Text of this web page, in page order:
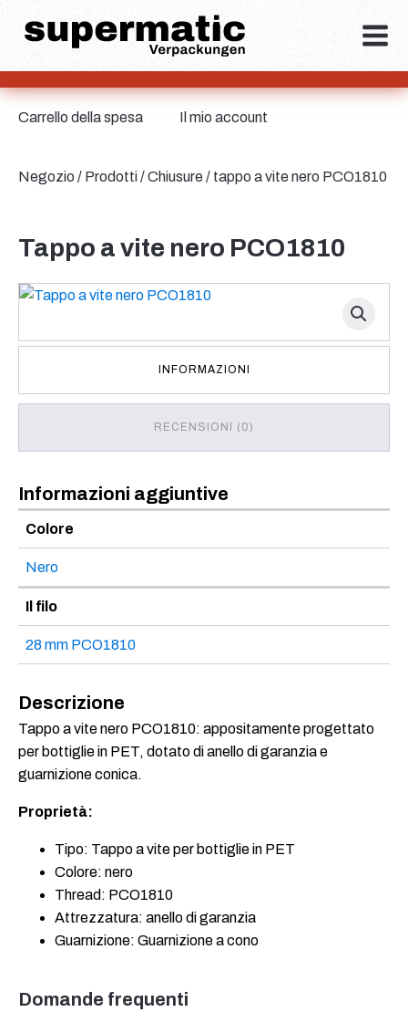
Negozio / Prodotti/Chiusure/ tappo a vite nero PCO1810
Carrello della spesa Il mio account
Tappo a vite nero PCO1810
INFORMAZIONI
RECENSIONI (0)
Informazioni aggiuntive
Colore
Nero
Il filo
28 mm PCO1810
Descrizione
Tappo a vite nero PCO1810: appositamente progettato
per bottiglie in PET, dotato di anello di garanzia e
guarnizione conica.
Proprietà:
Tipo: Tappo a vite per bottiglie in PET
Colore: nero
Thread: PCO1810
Attrezzatura: anello di garanzia
Guarnizione: Guarnizione a cono
Domande frequenti